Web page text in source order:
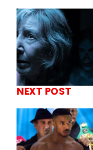
NEXT POST